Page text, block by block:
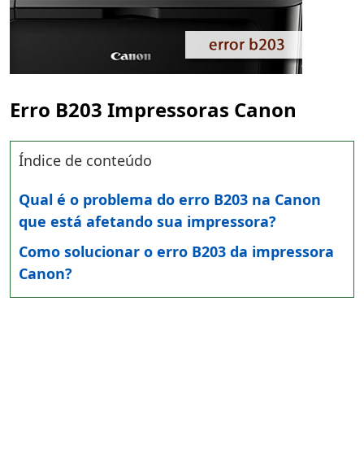
Erro B203 Impressoras Canon
Índice de conteúdo
Qual é o problema do erro B203 na Canon
que está afetando sua impressora?
Como solucionar o erro B203 da impressora
Canon?